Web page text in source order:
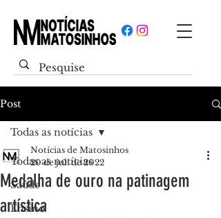
Post
Todas as notícias
Saúde
Ensino
Todas as notícias
Medalha de ouro na patinagem
artística
Notícias de Matosinhos
20 de jul. de 2022